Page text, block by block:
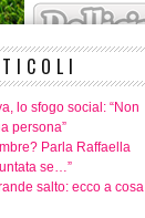
lo sfogo social: “Non
persona”
Parla Raffaella
se…”
salto: ecco a cosa